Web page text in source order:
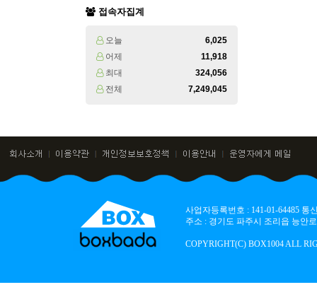
접속자집계
오늘
6,025
어제
11,918
최대
324,056
전체
7,249,045
사업자등록번호 : 141-01-64485
주소 : 경기도 파주시 조리읍 능안
COPYRIGHT(C) BOX1004 ALL